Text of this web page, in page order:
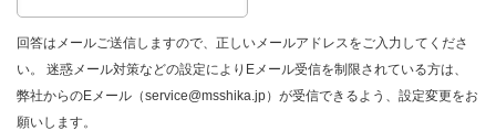
回答はメールご送信しますので、正しいメールアドレスをご入力してくださ
い。 迷惑メール対策などの設定によりEメール受信を制限されている方は、
弊社からのEメール（service@msshika.jp）が受信できるよう、設定変更をお
願いします。